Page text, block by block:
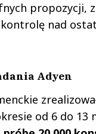
propozycji,
nad
Adyen
od 6 do 13